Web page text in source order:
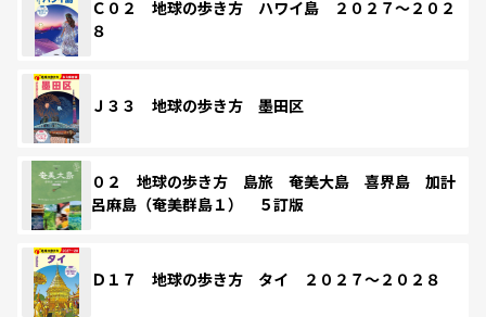
Ｃ０２ 地球の歩き方 ハワイ島 ２０２７～２０２
８
Ｊ３３ 地球の歩き方 墨田区
０２ 地球の歩き方 島旅 奄美大島 喜界島 加計
呂麻島（奄美群島１） ５訂版
Ｄ１７ 地球の歩き方 タイ ２０２７～２０２８